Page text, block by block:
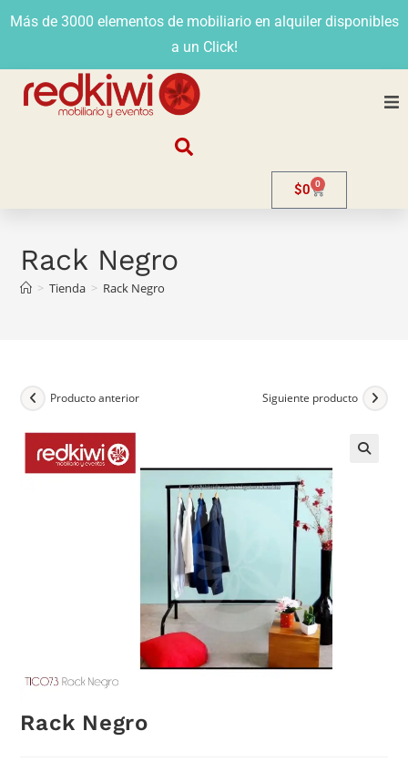
Más de 3000 elementos de mobiliario en alquiler disponibles
a un Click!
Contacto
$0 0
Rack Negro
> Tienda > Rack Negro
Producto anterior Siguiente producto
Rack Negro